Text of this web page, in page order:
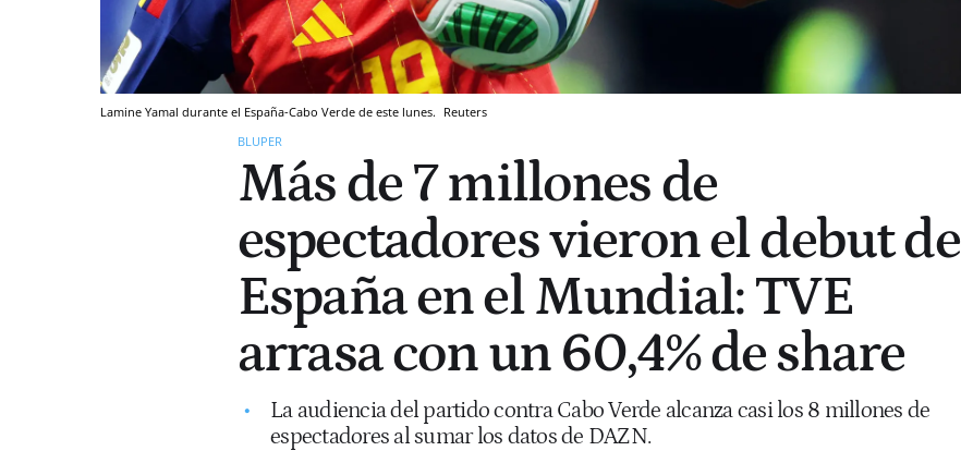
Lamine Yamal durante el España-Cabo Verde de este lunes. Reuters
BLUPER
Más de 7 millones de
espectadores vieron el debut de
España en el Mundial: TVE
arrasa con un 60,4% de share
La audiencia del partido contra Cabo Verde alcanza casi los 8 millones de
espectadores al sumar los datos de DAZN.